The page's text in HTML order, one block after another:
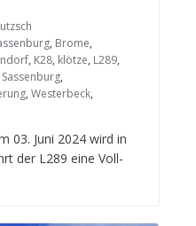
, Brome,
, K28, klötze, L289,
Sassenburg,
, Westerbeck,
03. Juni 2024 wird in
der L289 eine Voll­